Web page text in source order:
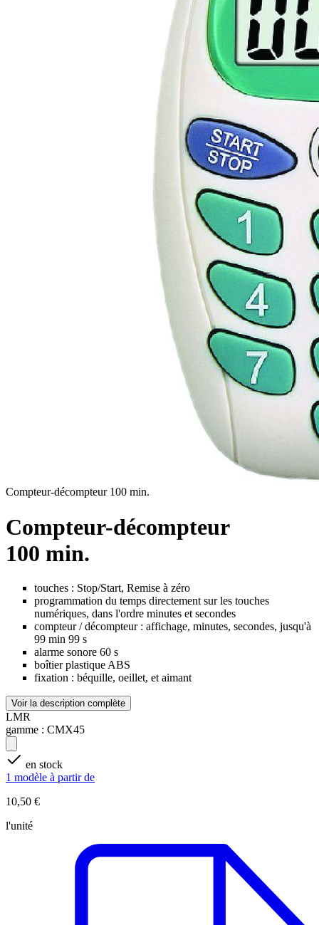
Compteur-décompteur 100 min.
Compteur-décompteur
100 min.
touches : Stop/Start, Remise à zéro
programmation du temps directement sur les touches
numériques, dans l'ordre minutes et secondes
compteur / décompteur : affichage, minutes, secondes, jusqu'à
99 min 99 s
alarme sonore 60 s
boîtier plastique ABS
fixation : béquille, oeillet, et aimant
Voir la description complète
LMR
gamme : CMX45
en stock
1 modèle à partir de
10,50 €
l'unité